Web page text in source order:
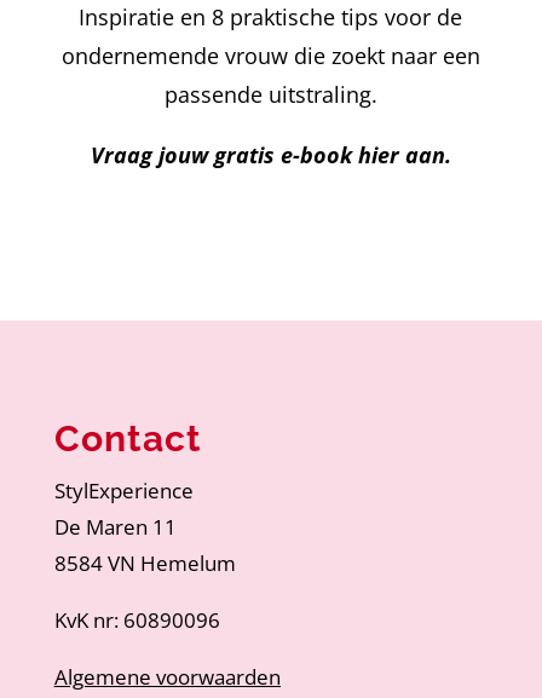
Inspiratie en 8 praktische tips voor de
ondernemende vrouw die zoekt naar een
passende uitstraling.
Vraag jouw gratis e-book hier aan.
Contact
StylExperience
De Maren 11
8584 VN Hemelum
KvK nr: 60890096
Algemene voorwaarden